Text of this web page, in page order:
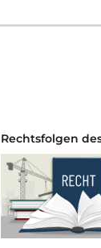
Rechtsfolgen